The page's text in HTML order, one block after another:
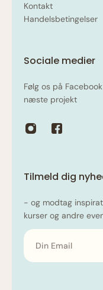
Kontakt
Handelsbetingelser
Sociale medier
Følg os på
næste projekt
Tilmeld dig
- og modtag
kurser og andre
Email